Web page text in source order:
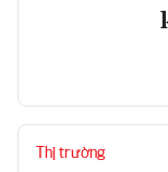
Thị trường